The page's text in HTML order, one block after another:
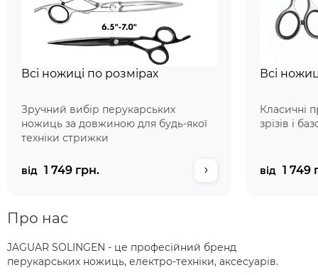
Всі ножиці по розмірах
Зручний вибір перукарських
ножиць за довжиною для будь-якої
техніки стрижки
від 1 749 грн.
Всі
Класичні
зрізів і
від 1 749
Про нас
JAGUAR SOLINGEN - це професійний бренд
перукарських ножиць, електро-техніки, аксесуарів.